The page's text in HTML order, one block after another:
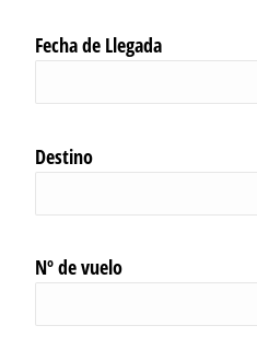
Fecha de Llegada
Destino
Nº de vuelo